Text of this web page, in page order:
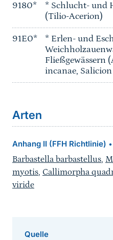
9180*
* Schlucht- und
(Tilio-Acerion)
91E0*
* Erlen- und
Fließgewässern
incanae,
Arten
Anhang II (FFH Richtlinie) •
Barbastella barbastellus,
myotis, Callimorpha
viride
Quelle